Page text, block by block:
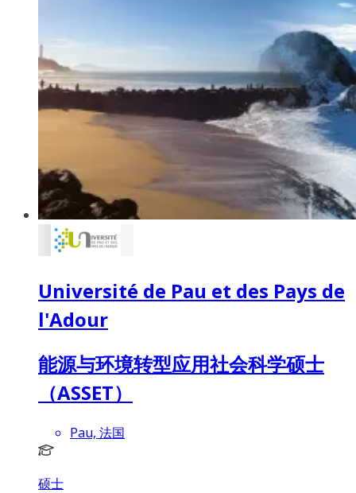
Université de Pau et des Pays de
l'Adour
能源与环境转型应用社会科学硕士
（ASSET）
Pau, 法国
硕士